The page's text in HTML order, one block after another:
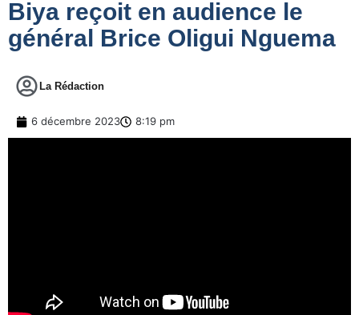
Biya reçoit en audience le
général Brice Oligui Nguema
La Rédaction
6 décembre 2023 8:19 pm